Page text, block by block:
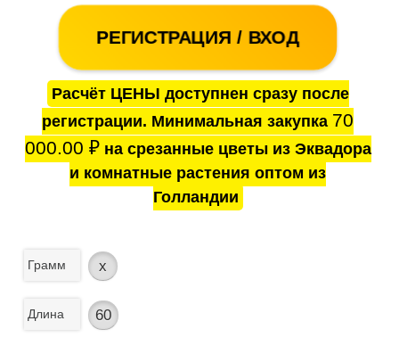
РЕГИСТРАЦИЯ / ВХОД
Расчёт ЦЕНЫ доступнен сразу после
регистрации. Минимальная закупка 70
000.00 ₽на срезанные цветы из Эквадора
и комнатные растения оптом из
Голландии
Грамм x
Длина 60